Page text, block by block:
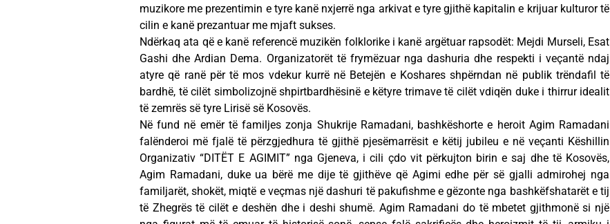
muzikore me prezentimin e tyre kanë nxjerrë nga arkivat e tyre gjithë kapitalin e krijuar kulturor të
cilin e kanë prezantuar me mjaft sukses.
Ndërkaq ata që e kanë referencë muzikën folklorike i kanë argëtuar rapsodët: Mejdi Murseli, Esat
Gashi dhe Ardian Dema. Organizatorët të frymëzuar nga dashuria dhe respekti i veçantë ndaj
atyre që ranë për të mos vdekur kurrë në Betejën e Koshares shpërndan në publik trëndafil të
bardhë, të cilët simbolizojnë shpirtbardhësinë e këtyre trimave të cilët vdiqën duke i thirrur idealit
të zemrës së tyre Lirisë së Kosovës.
Në fund në emër të familjes zonja Shukrije Ramadani, bashkëshorte e heroit Agim Ramadani
falënderoi më fjalë të përzgjedhura të gjithë pjesëmarrësit e këtij jubileu e në veçanti Këshillin
Organizativ “DITËT E AGIMIT” nga Gjeneva, i cili çdo vit përkujton birin e saj dhe të Kosovës,
Agim Ramadani, duke ua bërë me dije të gjithëve që Agimi edhe për së gjalli admirohej nga
familjarët, shokët, miqtë e veçmas një dashuri të pakufishme e gëzonte nga bashkëfshatarët e tij
të Zhegrës të cilët e deshën dhe i deshi shumë. Agim Ramadani do të mbetet gjithmonë si një